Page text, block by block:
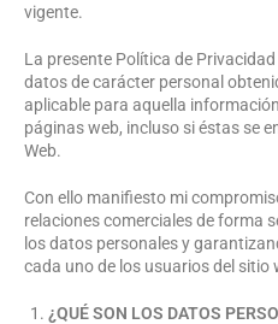
vigente.
La presente Política de
datos de carácter personal
aplicable para aquella
páginas web, incluso si éstas se
Web.
Con ello manifiesto mi
relaciones comerciales de forma
los datos personales y
cada uno de los usuarios del sitio
¿QUÉ SON LOS DATOS